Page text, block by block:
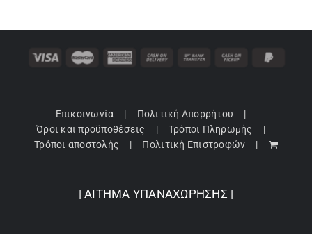
Επικοινωνία
Πολιτική Απορρήτου
Όροι και προϋποθέσεις
Τρόποι Πληρωμής
Τρόποι αποστολής
Πολιτική Επιστροφών
| ΑΙΤΗΜΑ ΥΠΑΝΑΧΩΡΗΣΗΣ |